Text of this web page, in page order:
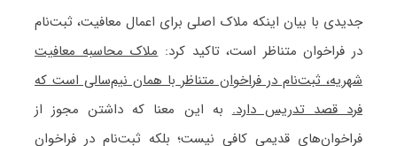
جدیدی با بیان اینکه ملاک اصلی برای اعمال معافیت، ثبت‌نام
در فراخوان متناظر است، تاکید کرد:ملاک محاسبه معافیت
شهریه، ثبت‌نام در فراخوان متناظر با همان نیم‌سالی است که
فرد قصد تدریس دارد.به این معنا که داشتن مجوز از
فراخوان‌های قدیمی کافی نیست؛ بلکه ثبت‌نام در فراخوان